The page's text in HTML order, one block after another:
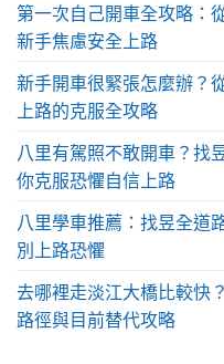
第一次自己開車全攻略：
新手焦慮安全上路
新手開車很緊張怎麼辦？
上路的克服全攻略
八里有駕照不敢開車？找
你克服恐懼自信上路
八里學車推薦：找昱全道
別上路恐懼
去哪裡走淡江大橋比較快
路徑與目前替代攻略